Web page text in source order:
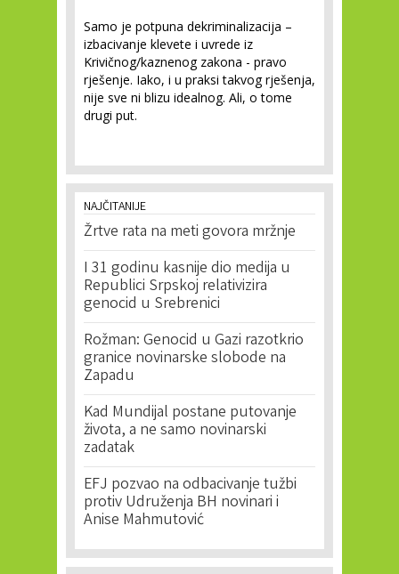
Samo je potpuna dekriminalizacija –
izbacivanje klevete i uvrede iz
Krivičnog/kaznenog zakona - pravo
rješenje. Iako, i u praksi takvog rješenja,
nije sve ni blizu idealnog. Ali, o tome
drugi put.
NAJČITANIJE
Žrtve rata na meti govora mržnje
I 31 godinu kasnije dio medija u
Republici Srpskoj relativizira
genocid u Srebrenici
Rožman: Genocid u Gazi razotkrio
granice novinarske slobode na
Zapadu
Kad Mundijal postane putovanje
života, a ne samo novinarski
zadatak
EFJ pozvao na odbacivanje tužbi
protiv Udruženja BH novinari i
Anise Mahmutović